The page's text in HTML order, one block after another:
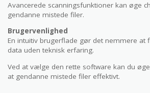
Avancerede scanningsfunktioner kan øge
gendanne mistede filer.
Brugervenlighed
En intuitiv brugerflade gør det nemmere at
data uden teknisk erfaring.
Ved at vælge den rette software kan du
at gendanne mistede filer effektivt.